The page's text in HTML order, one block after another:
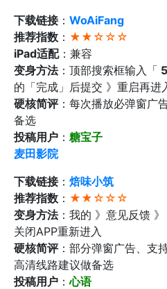
下载链接： WoAiFang
推荐指数 ： ★★☆☆☆
iPad适配：兼容
变身方法：顶部搜索框输入「
的「完成」后提交 》重启再进
硬核简评：每次播放必弹窗广
备选
投稿用户 ： 糖宝子
麦田影院
下载链接： 焙味小筑
推荐指数 ： ★★☆☆☆
变身方法：我的 》意见反馈
关闭APP重新进入
硬核简评：部分弹窗广告、支
高清线路建议做备选
投稿用户 ：心语